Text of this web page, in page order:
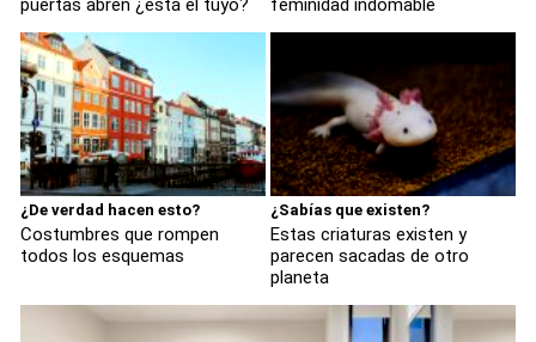
puertas abren ¿está el tuyo?
feminidad indomable
¿De verdad hacen esto?
Costumbres que rompen
todos los esquemas
¿Sabías que existen?
Estas criaturas existen y
parecen sacadas de otro
planeta